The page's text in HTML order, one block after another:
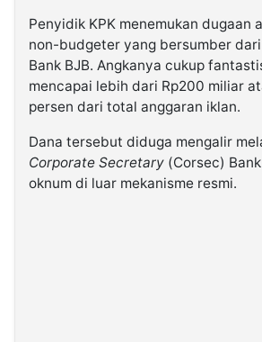
Penyidik KPK menemukan dugaan
non-budgeter yang bersumber
Bank BJB. Angkanya cukup
mencapai lebih dari Rp200 miliar
persen dari total anggaran iklan.
Dana tersebut diduga mengalir
Corporate Secretary (Corsec)
oknum di luar mekanisme resmi.